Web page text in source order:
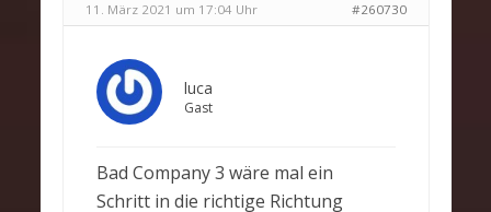
11. März 2021 um 17:04 Uhr #260730
luca
Gast
Bad Company 3 wäre mal ein
Schritt in die richtige Richtung